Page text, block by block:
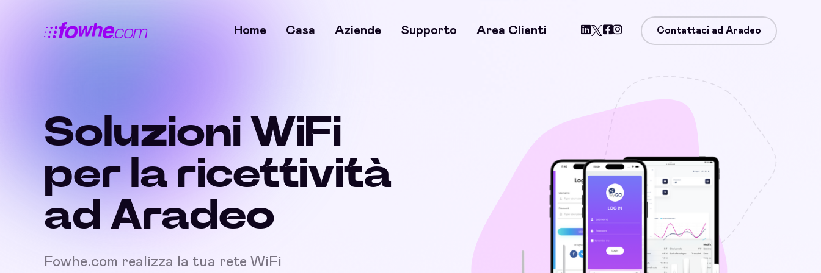
Home Casa Aziende Supporto Area Clienti Contattaci ad Aradeo
Soluzioni WiFi
per la ricettività
ad Aradeo
Fowhe.com realizza la tua rete WiFi